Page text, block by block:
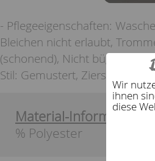
- Pflegeeigenschaften:
Bleichen nicht erlaubt,
(schonend), Nicht bügeln,
Stil: Gemustert, Zierstich -
Material-Information:
% Polyester
Wir
ihnen
diese